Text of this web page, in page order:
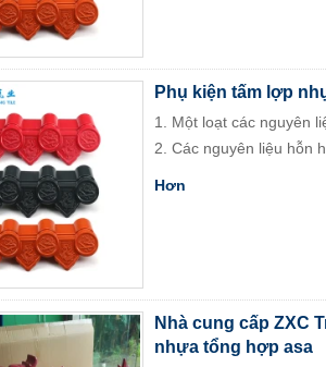
Phụ kiện tấm lợp
1. Một loạt các nguyên
2. Các nguyên liệu hỗn
Hơn
Nhà cung cấp ZXC
nhựa tổng hợp asa